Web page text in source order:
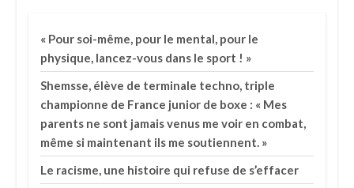
« Pour soi-même, pour le mental, pour le
physique, lancez-vous dans le sport ! »
Shemsse, élève de terminale techno, triple
championne de France junior de boxe : « Mes
parents ne sont jamais venus me voir en combat,
même si maintenant ils me soutiennent. »
Le racisme, une histoire qui refuse de s’effacer